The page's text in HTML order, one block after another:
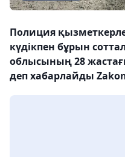
Полиция
күдікпен бұрын
облысының 28
деп хабарлайды